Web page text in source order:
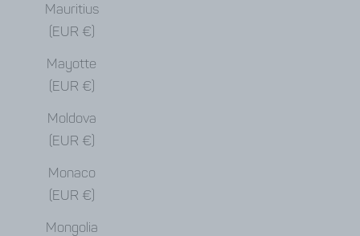
Mauritius
(EUR €)
Mayotte
(EUR €)
Moldova
(EUR €)
Monaco
(EUR €)
Mongolia